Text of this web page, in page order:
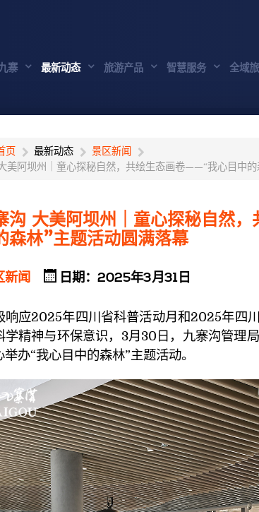
寨 最新动态 旅游产品 智慧服务 全域
页 最新动态
景区新闻
美阿坝州｜童心探秘自然，共绘生态画卷——“我心目中的
沟 大美阿坝州｜童心探秘自然
森林”主题活动圆满落幕
新闻 日期：2025年3月31日
2025年四川省科普活动月和2025年四川
学精神与环保意识，3月30日，九寨沟管理
办“我心目中的森林”主题活动。